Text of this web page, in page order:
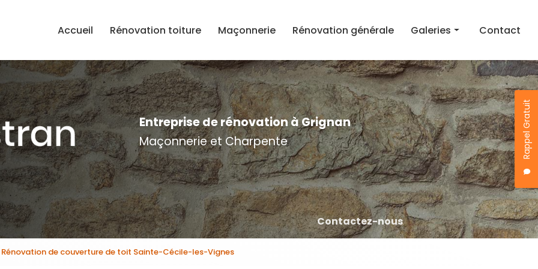
Rappel Gratuit
Accueil
Rénovation toiture Maçonnerie Rénovation générale Galeries
Rénovation toiture
Maçonnerie
Rénovation générale
Contact
Entreprise de rénovation à Grignan
Maçonnerie et Charpente
Contactez-nous
Rénovation de couverture de toit Sainte-Cécile-les-Vignes